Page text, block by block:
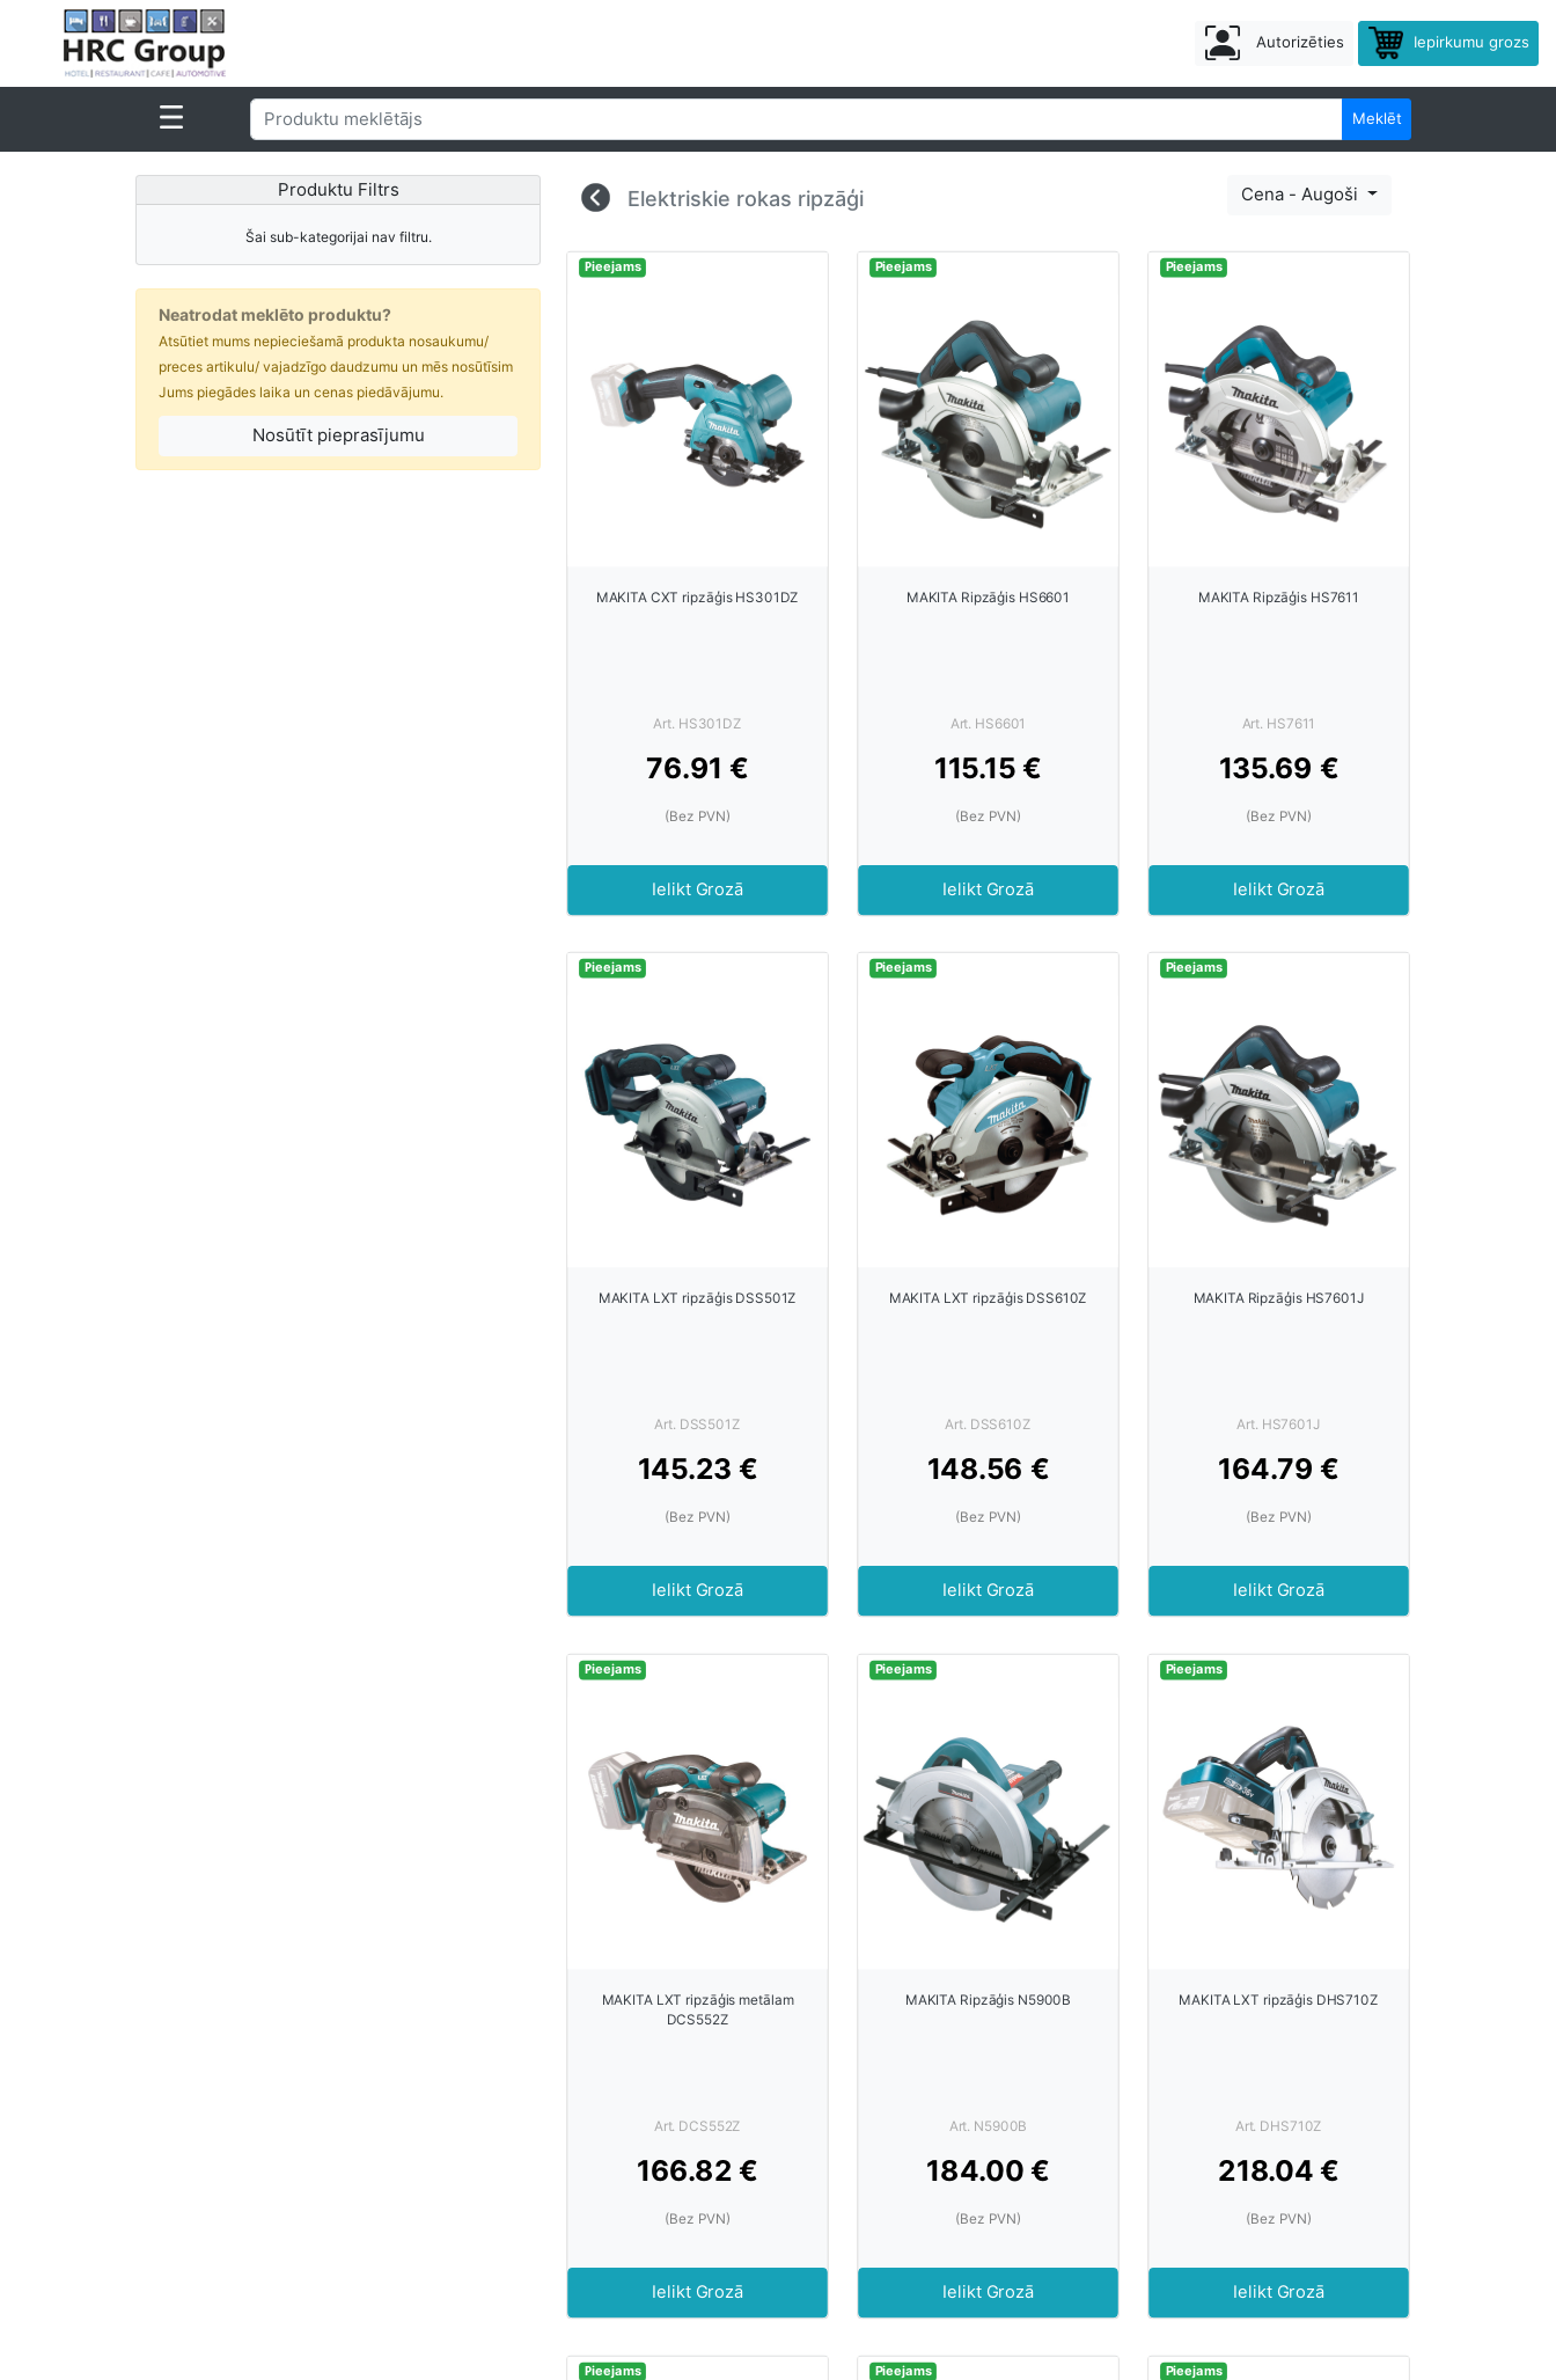
Autorizēties Iepirkumu grozs
Meklēt
Produktu Filtrs
Šai sub-kategorijai nav filtru.
Neatrodat meklēto produktu?
Atsūtiet mums nepieciešamā produkta nosaukumu/
preces artikulu/ vajadzīgo daudzumu un mēs nosūtīsim
Jums piegādes laika un cenas piedāvājumu.
Nosūtīt pieprasījumu
Elektriskie rokas ripzāģi Cena - Augoši
Pieejams
MAKITA CXT ripzāģis HS301DZ
Art. HS301DZ
76.91 €
(Bez PVN)
Ielikt Grozā
Pieejams
MAKITA Ripzāģis HS6601
Art. HS6601
115.15 €
(Bez PVN)
Ielikt Grozā
Pieejams
MAKITA Ripzāģis HS7611
Art. HS7611
135.69 €
(Bez PVN)
Ielikt Grozā
Pieejams
MAKITA LXT ripzāģis DSS501Z
Art. DSS501Z
145.23 €
(Bez PVN)
Ielikt Grozā
Pieejams
MAKITA LXT ripzāģis DSS610Z
Art. DSS610Z
148.56 €
(Bez PVN)
Ielikt Grozā
Pieejams
MAKITA Ripzāģis HS7601J
Art. HS7601J
164.79 €
(Bez PVN)
Ielikt Grozā
Pieejams
MAKITA LXT ripzāģis metālam
DCS552Z
Art. DCS552Z
166.82 €
(Bez PVN)
Ielikt Grozā
Pieejams
MAKITA Ripzāģis N5900B
Art. N5900B
184.00 €
(Bez PVN)
Ielikt Grozā
Pieejams
MAKITA LXT ripzāģis DHS710Z
Art. DHS710Z
218.04 €
(Bez PVN)
Ielikt Grozā
Pieejams Pieejams Pieejams